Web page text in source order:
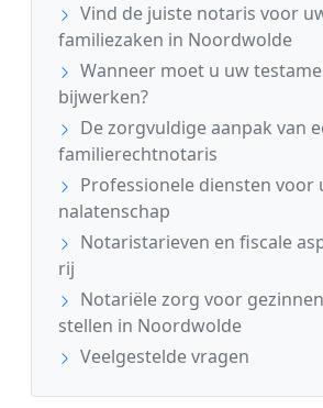
Vind de juiste notaris voor
familiezaken in Noordwolde
Wanneer moet u uw
bijwerken?
De zorgvuldige aanpak van
familierechtnotaris
Professionele diensten voor
nalatenschap
Notaristarieven en fiscale
rij
Notariële zorg voor
stellen in Noordwolde
Veelgestelde vragen